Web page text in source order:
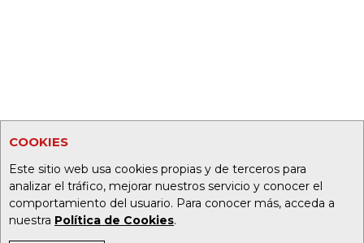
COOKIES
Este sitio web usa cookies propias y de terceros para
analizar el tráfico, mejorar nuestros servicio y conocer el
comportamiento del usuario. Para conocer más, acceda a
nuestra Política de Cookies.